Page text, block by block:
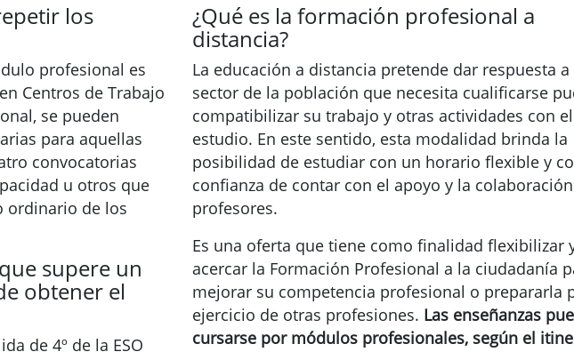
los
profesional es
Centros de Trabajo
se pueden
para aquellas
convocatorias
u otros que
ordinario de los
supere un
obtener el
de 4º de la ESO
¿Qué es la formación profesional a
distancia?
La educación a distancia pretende dar respuesta a
sector de la población que necesita cualificarse
compatibilizar su trabajo y otras actividades con el
estudio. En este sentido, esta modalidad brinda la
posibilidad de estudiar con un horario flexible y
confianza de contar con el apoyo y la
profesores.
Es una oferta que tiene como finalidad flexibilizar
acercar la Formación Profesional a la ciudadanía
mejorar su competencia profesional o prepararla
ejercicio de otras profesiones. Las enseñanzas
cursarse por módulos profesionales, según el